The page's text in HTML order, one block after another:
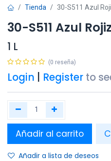
Tienda 30-S511 Azul
30-S511 Azul
1 L
(0 reseña)
Login Register to
Añadir al carrito
Añadir a lista de deseos